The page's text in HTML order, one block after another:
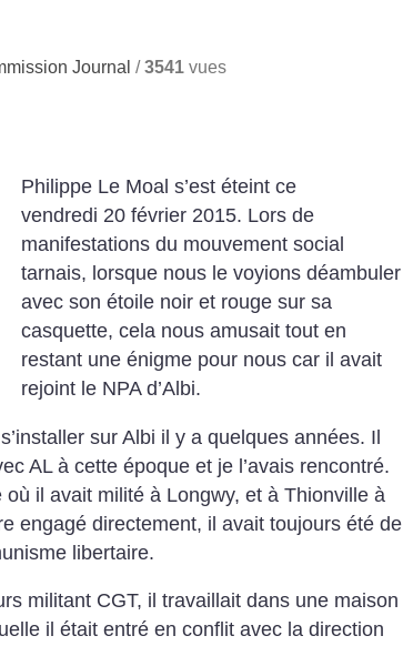
Journal /3541 vues
Philippe Le Moal s’est éteint ce
vendredi 20 février 2015. Lors de
manifestations du mouvement social
tarnais, lorsque nous le voyions déambuler
avec son étoile noir et rouge sur sa
casquette, cela nous amusait tout en
restant une énigme pour nous car il avait
rejoint le NPA d’Albi.
sur Albi il y a quelques années. Il
AL à cette époque et je l’avais rencontré.
il avait milité à Longwy, et à Thionville à
engagé directement, il avait toujours été de
libertaire.
militant CGT, il travaillait dans une maison
il était entré en conflit avec la direction